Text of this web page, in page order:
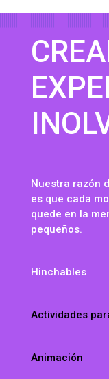
Nuestra razón
es que cada
quede en la
pequeños.
Hinchables
Actividades
Animación